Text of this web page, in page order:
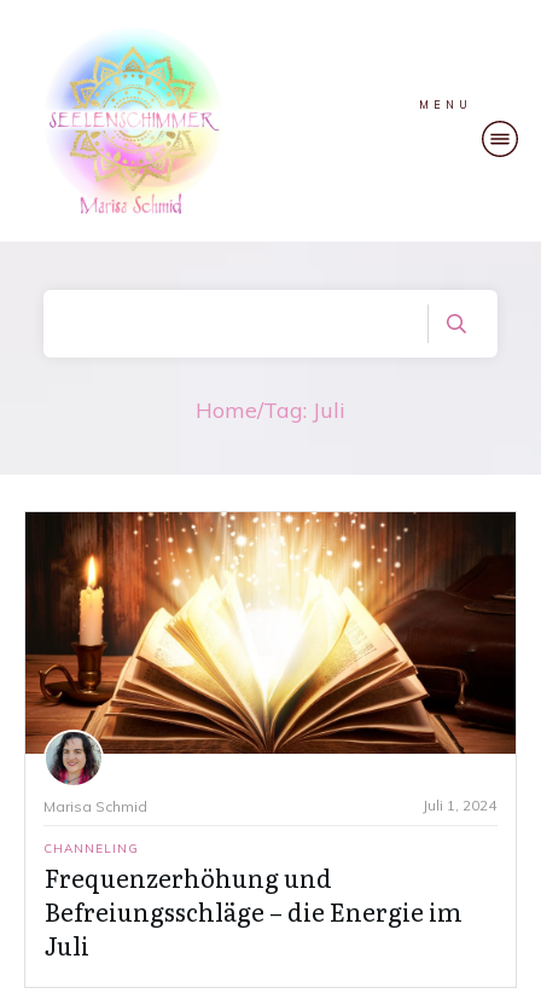
MENU
Home/Tag: Juli
Marisa Schmid Juli 1, 2024
CHANNELING
Frequenzerhöhung und
Befreiungsschläge – die Energie im
Juli